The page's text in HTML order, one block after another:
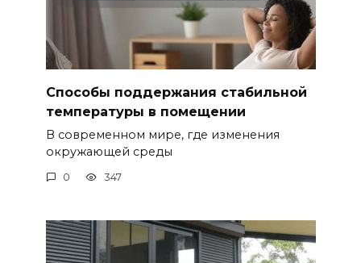
Способы поддержания стабильной
температуры в помещении
В современном мире, где изменения
окружающей среды
0 347